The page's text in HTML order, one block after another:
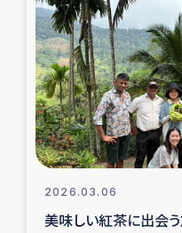
復
仮設住宅生
漁
インター
2026.03.06
美味しい紅茶に出会